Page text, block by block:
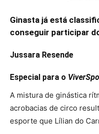
Ginasta já está
conseguir participar
Jussara Resende
Especial para o
A mistura de ginástica
acrobacias de circo
esporte que Lílian do